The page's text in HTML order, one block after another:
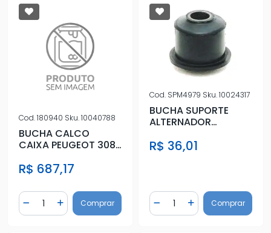
Cod.180940 Sku.10040788
BUCHA CALCO
CAIXA PEUGEOT 308
R$ 687,17
Diminuir Quantidade
Quantidade
Adicionar Quantidade
Comprar
Cod. SPM4979 Sku.10024317
BUCHA SUPORTE
ALTERNADOR
R$ 36,01
Diminuir Quantidade
Quantidade
AdicionarComprar